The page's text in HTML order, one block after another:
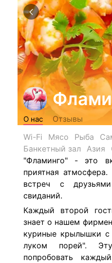
О нас
Отзывы
Wi-Fi
Мясо Рыба
Банкетный зал
Азия
"Фламинго" - это
приятная
встреч с
свиданий.
Каждый второй
знает о нашем
куриные крылышки
луком порей".
попробовать